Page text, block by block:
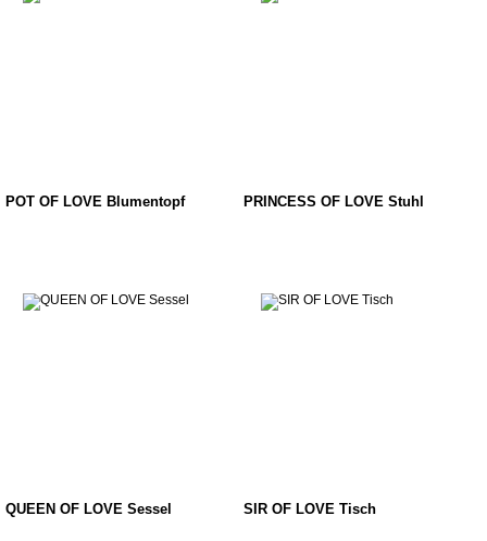
POT OF LOVE Blumentopf PRINCESS OF LOVE Stuhl
QUEEN OF LOVE Sessel SIR OF LOVE Tisch